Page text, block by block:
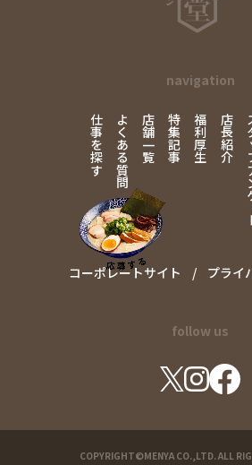
navigation
スタ
店長紹介
福利厚生
特集記事
店舗一覧
よくある質問
仕事を探す
コーポレートサイト プライ
follow us
COPYRIGHT©MENYA CO.,LTD. ALL